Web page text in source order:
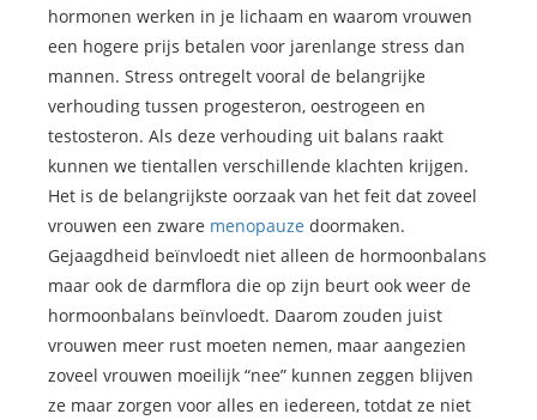
hormonen werken in je lichaam en waarom vrouwen
een hogere prijs betalen voor jarenlange stress dan
mannen. Stress ontregelt vooral de belangrijke
verhouding tussen progesteron, oestrogeen en
testosteron. Als deze verhouding uit balans raakt
kunnen we tientallen verschillende klachten krijgen.
Het is de belangrijkste oorzaak van het feit dat zoveel
vrouwen een zware menopauze doormaken.
Gejaagdheid beïnvloedt niet alleen de hormoonbalans
maar ook de darmflora die op zijn beurt ook weer de
hormoonbalans beïnvloedt. Daarom zouden juist
vrouwen meer rust moeten nemen, maar aangezien
zoveel vrouwen moeilijk “nee” kunnen zeggen blijven
ze maar zorgen voor alles en iedereen, totdat ze niet